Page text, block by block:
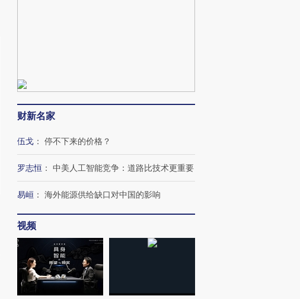
财新名家
伍戈 ： 停不下来的价格？
罗志恒 ： 中美人工智能竞争：道路比技术更重要
易峘 ： 海外能源供给缺口对中国的影响
视频